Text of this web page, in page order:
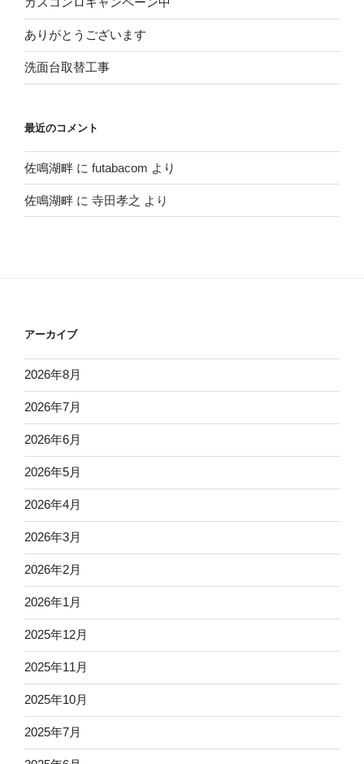
ありがとうございます
洗面台取替工事
最近のコメント
佐鳴湖畔 に futabacom より
佐鳴湖畔 に 寺田孝之 より
アーカイブ
2026年8月
2026年7月
2026年6月
2026年5月
2026年4月
2026年3月
2026年2月
2026年1月
2025年12月
2025年11月
2025年10月
2025年7月